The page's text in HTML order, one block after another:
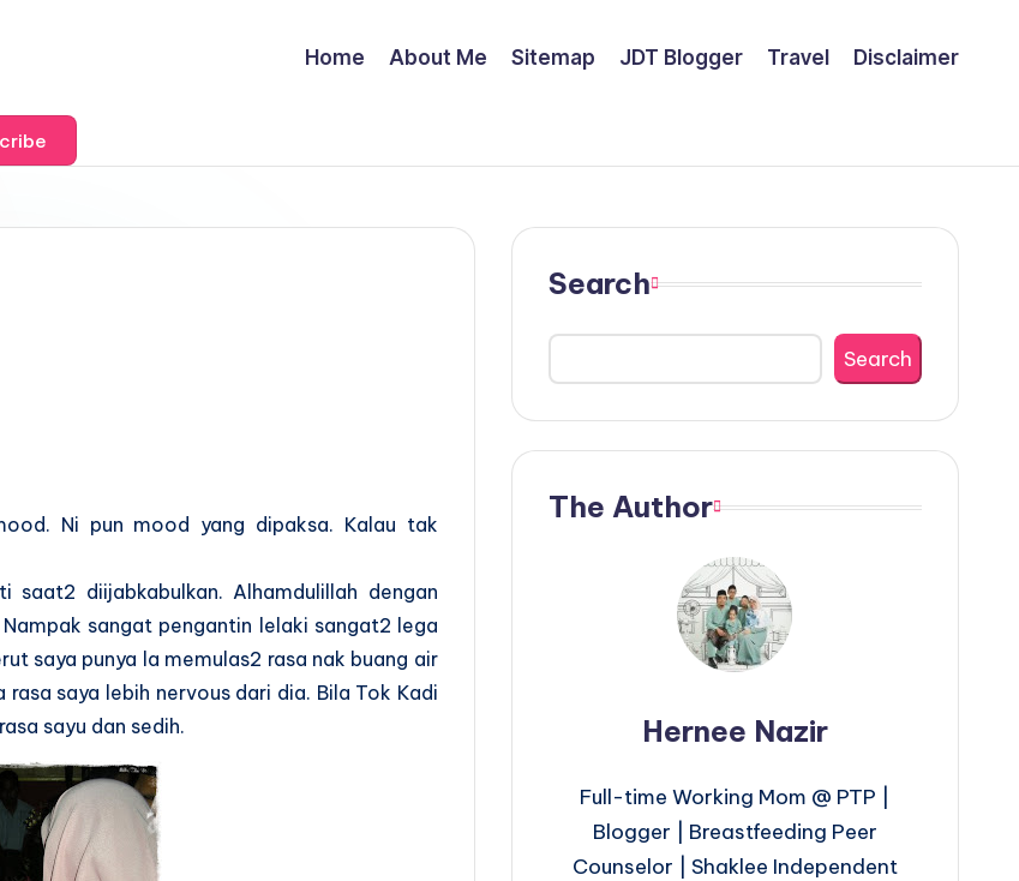
Home About Me Sitemap JDT Blogger Travel Disclaimer
Ni pun mood yang dipaksa. Kalau tak
diijabkabulkan. Alhamdulillah dengan
sangat pengantin lelaki sangat2 lega
saya punya la memulas2 rasa nak buang air
saya lebih nervous dari dia. Bila Tok Kadi
sayu dan sedih.
Search
Search
The Author
Hernee Nazir
Full-time Working Mom @ PTP |
Blogger | Breastfeeding Peer
Counselor | Shaklee Independent